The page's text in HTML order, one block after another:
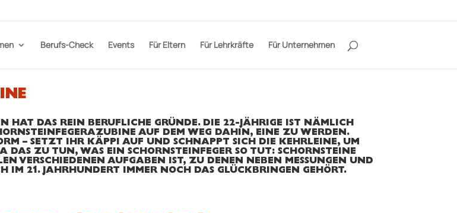
Berufs-Check Events Für Eltern Für Lehrkräfte Für Unternehmen
HAT DAS REIN BERUFLICHE GRÜNDE. DIE 22-JÄHRIGE IST NÄMLICH
AUF DEM WEG DAHIN, EINE ZU WERDEN.
– SETZT IHR KÄPPI AUF UND SCHNAPPT SICH DIE KEHRLEINE, UM
ZU TUN, WAS EIN SCHORNSTEINFEGER SO TUT: SCHORNSTEINE
VERSCHIEDENEN AUFGABEN IST, ZU DENEN NEBEN MESSUNGEN UND
IM 21. JAHRHUNDERT IMMER NOCH DAS GLÜCKBRINGEN GEHÖRT.